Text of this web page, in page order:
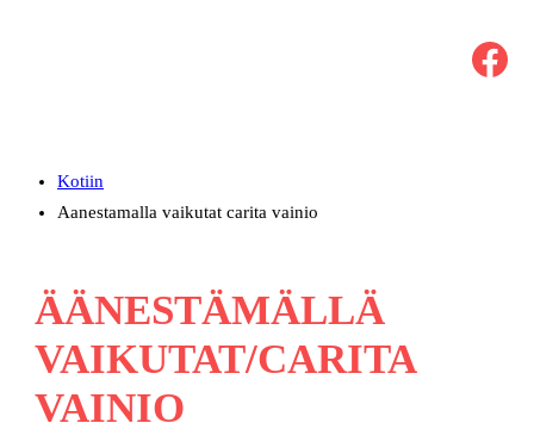
Facebook
Kotiin
Aanestamalla vaikutat carita vainio
ÄÄNESTÄMÄLLÄ
VAIKUTAT/CARITA
VAINIO